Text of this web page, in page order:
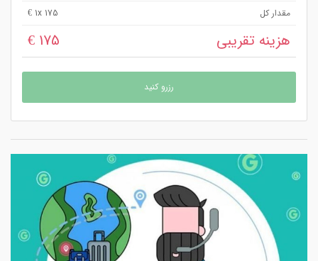
مقدار کل
1x 175 €
هزینه تقریبی 175 €
رزرو کنید